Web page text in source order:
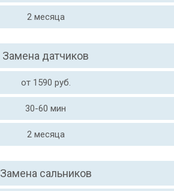
2 месяца
Замена датчиков
от 1590 руб.
30-60 мин
2 месяца
Замена сальников